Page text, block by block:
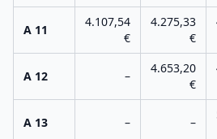
A 11
4.107,54
€
4.275,33
€
A 12 –
4.653,20
€
A 13 – –